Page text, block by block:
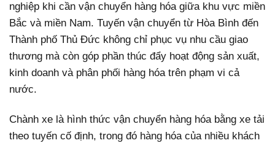
nghiệp khi cần vận chuyển hàng hóa giữa khu vực miền
Bắc và miền Nam. Tuyến vận chuyển từ Hòa Bình đến
Thành phố Thủ Đức không chỉ phục vụ nhu cầu giao
thương mà còn góp phần thúc đẩy hoạt động sản xuất,
kinh doanh và phân phối hàng hóa trên phạm vi cả
nước.
Chành xe là hình thức vận chuyển hàng hóa bằng xe tải
theo tuyến cố định, trong đó hàng hóa của nhiều khách